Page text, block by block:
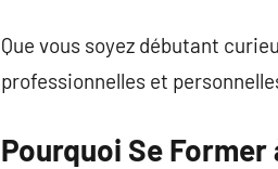
Que vous soyez débutant
professionnelles et
Pourquoi Se Former